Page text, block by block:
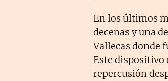
En los últimos
decenas y una
Vallecas donde
Este dispositivo
repercusión